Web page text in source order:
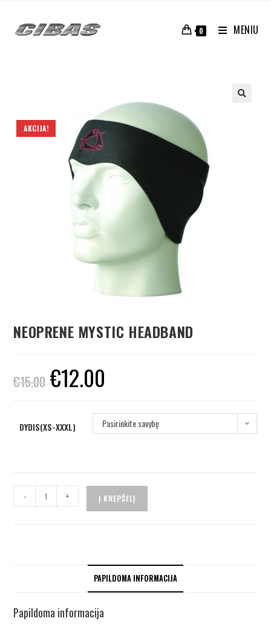
0 MENIU
AKCIJA!
NEOPRENE MYSTIC HEADBAND
€15.00 €12.00
DYDIS(XS-XXXL) Pasirinkite savybę
- + Į KREPŠELĮ
PAPILDOMA INFORMACIJA
Papildoma informacija